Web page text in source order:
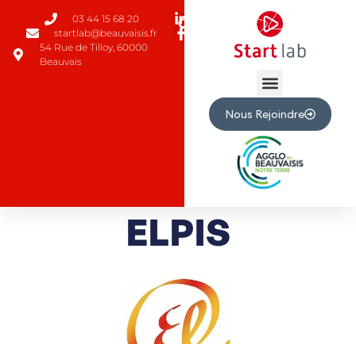
03 44 15 68 20
startlab@beauvaisis.fr
54 Rue de Tilloy, 60000
Beauvais
Nous Rejoindre
ELPIS